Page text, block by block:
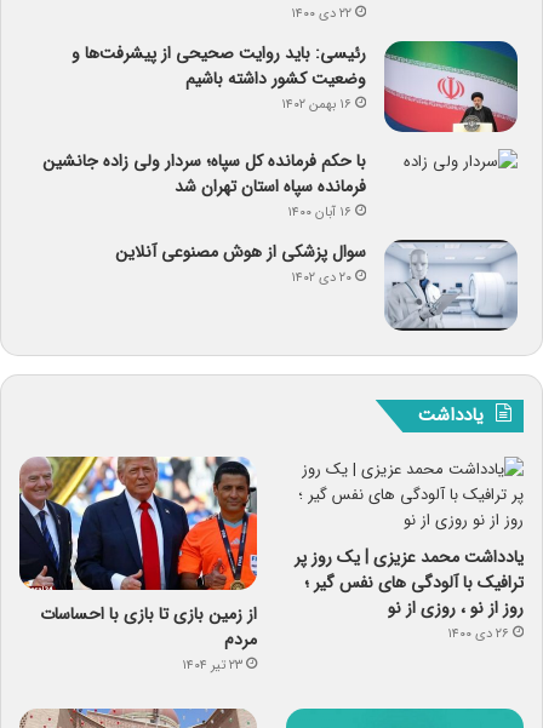
۲۲ دی ۱۴۰۰
رئیسی: باید روایت صحیحی از پیشرفت‌ها و
وضعیت کشور داشته باشیم
۱۶ بهمن ۱۴۰۲
با حکم فرمانده کل سپاه؛ سردار ولی زاده جانشین
فرمانده سپاه استان تهران شد
۱۶ آبان ۱۴۰۰
سوال پزشکی از هوش مصنوعی آنلاین
۲۰ دی ۱۴۰۲
یادداشت
یادداشت محمد عزیزی | یک روز پر
ترافیک با آلودگی های نفس گیر ؛
روز از نو ، روزی از نو
۲۶ دی ۱۴۰۰
از زمین بازی تا بازی با احساسات
مردم
۲۳ تیر ۱۴۰۴